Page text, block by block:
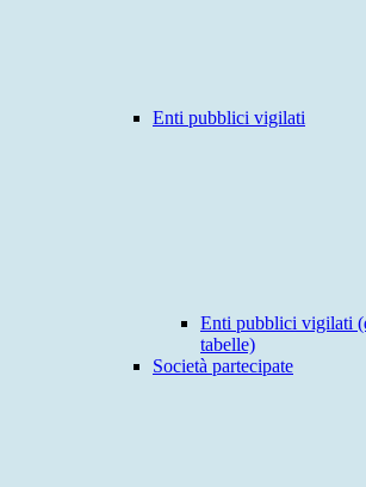
Enti pubblici vigilati
Enti pubblici vigilati
tabelle)
Società partecipate